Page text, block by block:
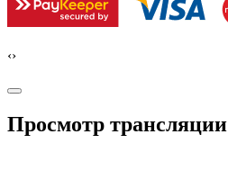
‹›
Просмотр трансляции